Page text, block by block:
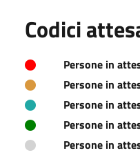
Codici
Persone in
Persone in
Persone in
Persone in
Persone in